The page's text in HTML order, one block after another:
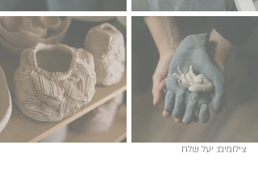
צילומים: יעל שלח